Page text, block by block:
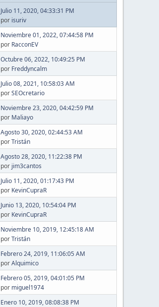
Julio 11, 2020, 04:33:31 PM
por isuriv
Noviembre 01, 2022, 07:44:58 PM
por RacconEV
Octubre 06, 2022, 10:49:25 PM
por Freddyncalm
Julio 08, 2021, 10:58:03 AM
porSEOcretario
Noviembre 23, 2020, 04:42:59 PM
por Maliayo
Agosto 30, 2020, 02:44:53 AM
porTristán
Agosto 28, 2020, 11:22:38 PM
por jim3cantos
Julio 11, 2020, 01:17:43 PM
por KevinCupraR
Junio 13, 2020, 10:54:04 PM
por KevinCupraR
Noviembre 10, 2019, 12:45:18 AM
porTristán
Febrero 24, 2019, 11:06:05 AM
porAlquimico
Febrero 05, 2019, 04:01:05 PM
por miguel1974
Enero 10, 2019, 08:08:38 PM